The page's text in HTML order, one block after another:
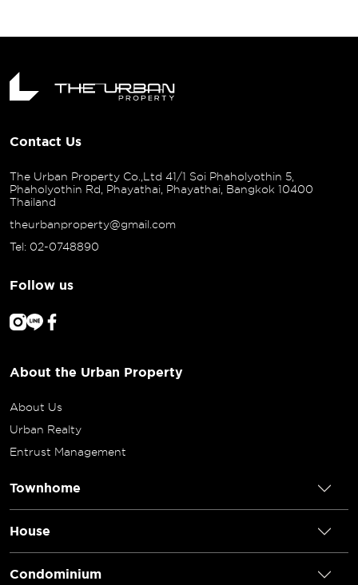
ไม่มีวันหยุดด้วย 55:) แ
Contact Us
The Urban Property Co.,Ltd 41/1 Soi Phaholyothin 5,
Phaholyothin Rd, Phayathai, Phayathai, Bangkok 10400
Thailand
theurbanproperty@gmail.com
Tel: 02-0748890
Follow us
About the Urban Property
About Us
Urban Realty
Entrust Management
Townhome
House
Condominium